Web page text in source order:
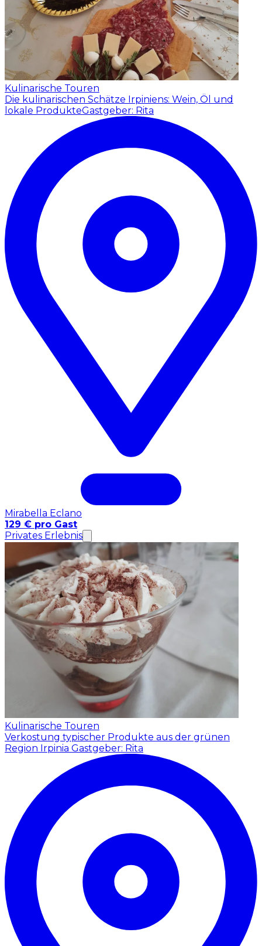
Kulinarische Touren
Die kulinarischen Schätze Irpiniens: Wein, Öl und
lokale ProdukteGastgeber: Rita
Mirabella Eclano
129 € pro Gast
Privates Erlebnis
Kulinarische Touren
Verkostung typischer Produkte aus der grünen
Region Irpinia Gastgeber: Rita